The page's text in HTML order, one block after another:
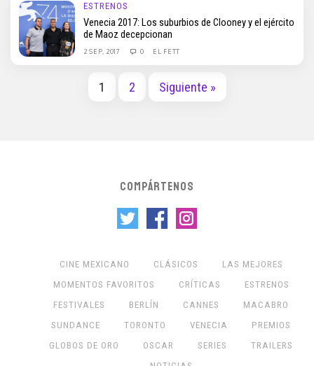
ESTRENOS
Venecia 2017: Los suburbios de Clooney y el ejército
de Maoz decepcionan
2 SEP, 2017 0 EL FETT
1 2 Siguiente »
COMPÁRTENOS
CINE MEXICANO CLÁSICOS
LAS MEJORES
MOMENTOS FAVORITOS
CRÍTICAS
ESTRENOS
FESTIVALES
BERLÍN CANNES
MACABRO
SUNDANCE
TORONTO VENECIA
PREMIOS
GLOBOS DE ORO
OSCAR SERIES
TRAILERS